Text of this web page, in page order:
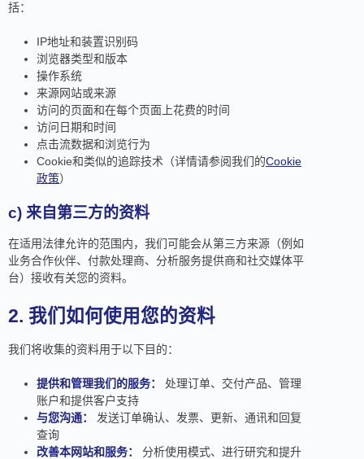
括：
IP地址和装置识别码
浏览器类型和版本
操作系统
来源网站或来源
访问的页面和在每个页面上花费的时间
访问日期和时间
点击流数据和浏览行为
Cookie和类似的追踪技术（详情请参阅我们的Cookie
政策）
c) 来自第三方的资料
在适用法律允许的范围内，我们可能会从第三方来源（例如
业务合作伙伴、付款处理商、分析服务提供商和社交媒体平
台）接收有关您的资料。
2. 我们如何使用您的资料
我们将收集的资料用于以下目的：
提供和管理我们的服务：
处理订单、交付产品、管理
账户和提供客户支持
与您沟通：
发送订单确认、发票、更新、通讯和回复
查询
改善本网站和服务：
分析使用模式、进行研究和提升